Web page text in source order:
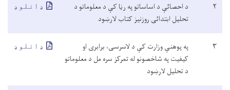
۲
د احصائې د اساساتو په رڼا کې د معلوماتو د
تحلیل ابتدائی روزنیز کتاب لارښود
ډانلوډ
۳
په پوهنې وزارت کې د لاسرسی، برابری او
کیفیت په شاخصونو له تمرکز سره مل د معلوماتو
د تحلیل لارښود
ډانلوډ